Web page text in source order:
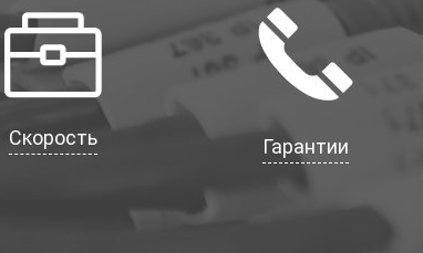
Скорость Гарантии